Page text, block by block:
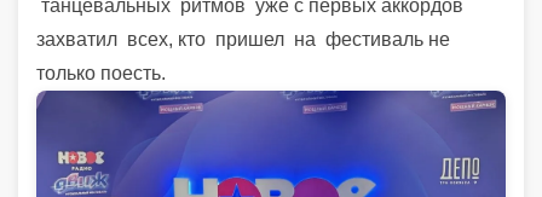
танцевальных ритмов уже с первых аккордов
захватил всех, кто пришел на фестиваль не
только поесть.